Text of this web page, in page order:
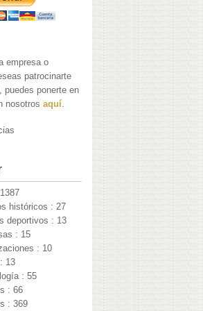
empresa o
patrocinarte
puedes ponerte en
nosotrosaquí.
históricos : 27
deportivos : 13
: 15
: 10
13
: 55
: 66
: 369